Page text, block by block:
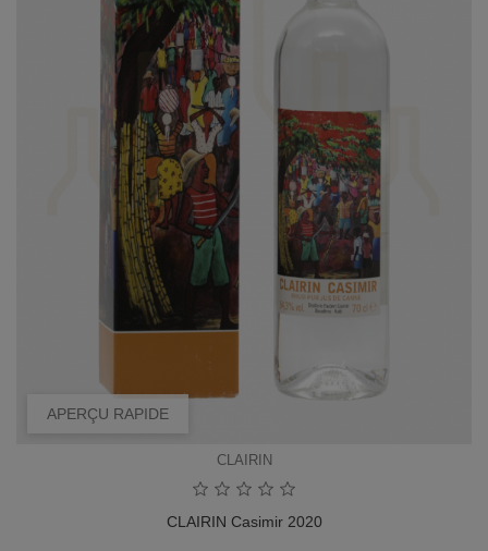
APERÇU RAPIDE
CLAIRIN
CLAIRIN Casimir 2020